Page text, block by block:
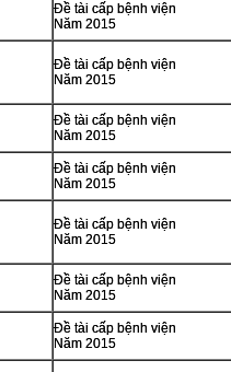
Đề tài cấp bệnh viện
Năm 2015
Đề tài cấp bệnh viện
Năm 2015
Đề tài cấp bệnh viện
Năm 2015
Đề tài cấp bệnh viện
Năm 2015
Đề tài cấp bệnh viện
Năm 2015
Đề tài cấp bệnh viện
Năm 2015
Đề tài cấp bệnh viện
Năm 2015